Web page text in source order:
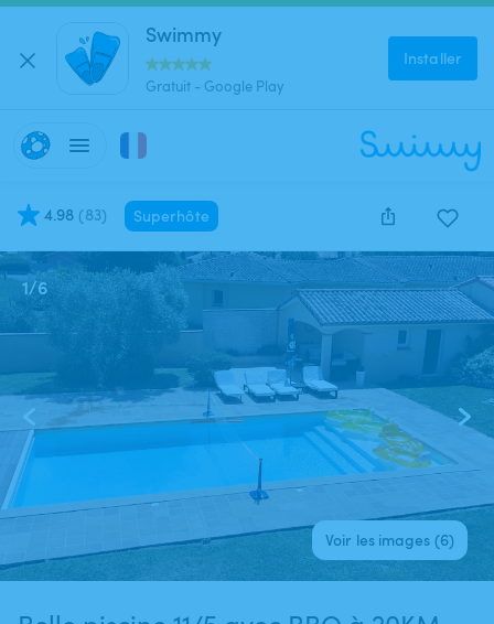
Swimmy
Gratuit - Google Play
Installer
4.98 (83) Superhôte
1/6
Voir les images (6)